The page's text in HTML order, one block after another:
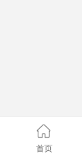
首页